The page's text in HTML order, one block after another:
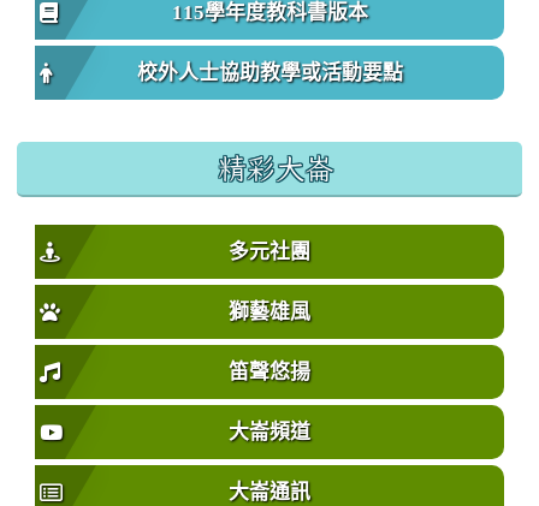
115學年度教科書版本
校外人士協助教學或活動要點
精彩大崙
多元社團
獅藝雄風
笛聲悠揚
大崙頻道
大崙通訊